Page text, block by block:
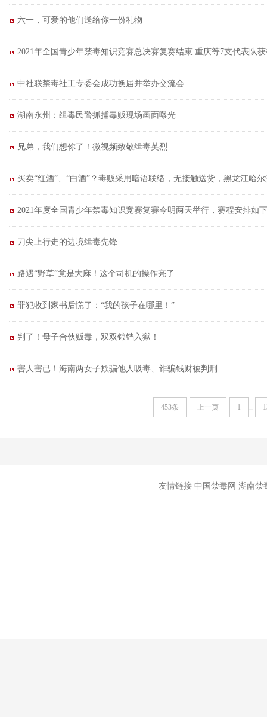
六一，可爱的他们送给你一份礼物
2021年全国青少年禁毒知识竞赛总决赛复赛结束 重庆等7支代表队
中社联禁毒社工专委会成功换届并举办交流会
湖南永州：缉毒民警抓捕毒贩现场画面曝光
兄弟，我们想你了！微视频致敬缉毒英烈
买卖“红酒”、“白酒”？毒贩采用暗语联络，无接触送货，黑龙江哈
2021年度全国青少年禁毒知识竞赛复赛今明两天举行，赛程安排如
刀尖上行走的边境缉毒先锋
路遇“野草”竟是大麻！这个司机的操作亮了…
罪犯收到家书后慌了：“我的孩子在哪里！”
判了！母子合伙贩毒，双双锒铛入狱！
害人害已！海南两女子欺骗他人吸毒、诈骗钱财被判刑
453条 上一页 1 ..
友情链接 中国禁毒网 湖南禁